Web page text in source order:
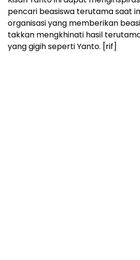
pencari beasiswa terutama saat
organisasi yang memberikan
takkan mengkhinati hasil
yang gigih seperti Yanto. [rif]